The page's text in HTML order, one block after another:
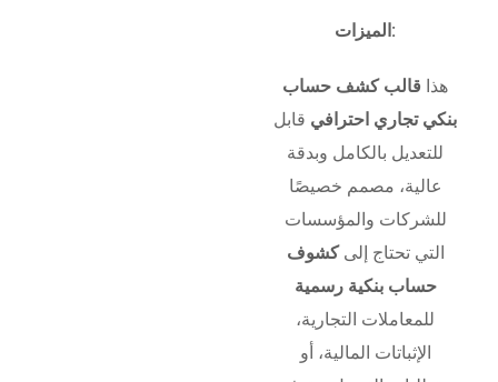
الميزات:
هذا قالب كشف حساب
بنكي تجاري احترافي قابل
للتعديل بالكامل وبدقة
عالية، مصمم خصيصًا
للشركات والمؤسسات
التي تحتاج إلىكشوف
حساب بنكية رسمية
للمعاملات التجارية،
الإثباتات المالية، أو